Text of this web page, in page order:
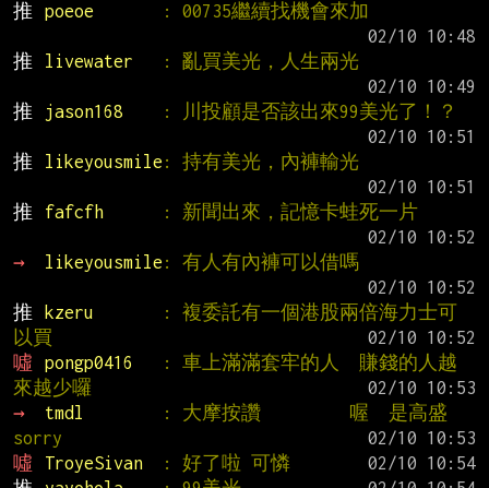
推
poeoe
: 00735繼續找機會來加
推
livewater
: 亂買美光，人生兩光
推
jason168
: 川投顧是否該出來99美光了！？
推
likeyousmile : 持有美光，內褲輸光
推
fafcfh
: 新聞出來，記憶卡蛙死一片
→
likeyousmile : 有人有內褲可以借嗎
推
kzeru
: 複委託有一個港股兩倍海力士可
以買
噓
pongp0416
: 車上滿滿套牢的人  賺錢的人越
來越少囉
→
tmdl
: 大摩按讚         喔  是高盛
sorry
噓
TroyeSivan : 好了啦 可憐